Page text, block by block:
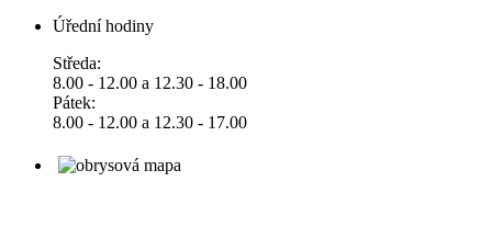
Úřední hodiny
Středa:
8.00 - 12.00 a 12.30 - 18.00
Pátek:
8.00 - 12.00 a 12.30 - 17.00